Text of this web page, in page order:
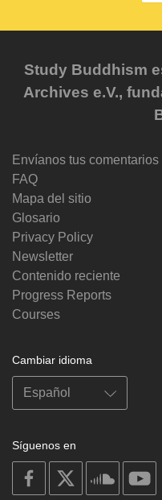
Study Buddhism
Archives e.V.,
Envíanos tus comentarios
FAQ
Mapa del sitio
Glosario
Privacy Policy
Newsletter
Contenido reciente
Progress Reports
Courses
Cambiar idioma
Síguenos en
on
facebook